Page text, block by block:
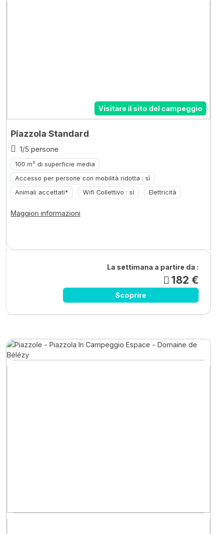
Visitare il sito del campeggio
Piazzola Standard
1/5 persone
100 m² di superficie media
Accesso per persone con mobilità ridotta : sì
Animali accettati*
Wifi Collettivo : sì Elettricità
Maggiori informazioni
La settimana a partire da :
182 €
Scoprire